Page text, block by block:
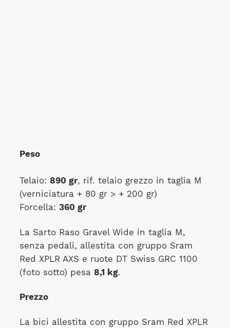
Peso
Telaio: 890 gr, rif. telaio grezzo in taglia M
(verniciatura + 80 gr > + 200 gr)
Forcella: 360 gr
La Sarto Raso Gravel Wide in taglia M,
senza pedali, allestita con gruppo Sram
Red XPLR AXS e ruote DT Swiss GRC 1100
(foto sotto) pesa 8,1 kg.
Prezzo
La bici allestita con gruppo Sram Red XPLR